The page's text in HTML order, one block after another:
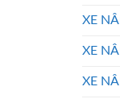
XE
XE
XE